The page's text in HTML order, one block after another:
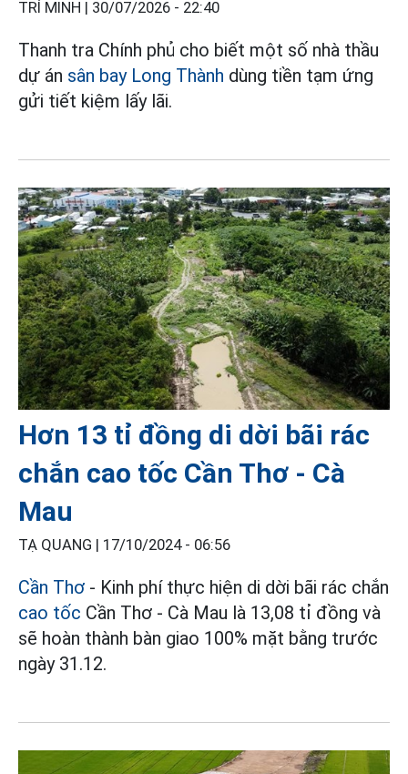
TRÍ MINH | 30/07/2026 - 22:40
Thanh tra Chính phủ cho biết một số nhà thầu
dự án sân bay Long Thành dùng tiền tạm ứng
gửi tiết kiệm lấy lãi.
Hơn 13 tỉ đồng di dời bãi rác
chắn cao tốc Cần Thơ - Cà
Mau
TẠ QUANG | 17/10/2024 - 06:56
Cần Thơ - Kinh phí thực hiện di dời bãi rác chắn
cao tốc Cần Thơ - Cà Mau là 13,08 tỉ đồng và
sẽ hoàn thành bàn giao 100% mặt bằng trước
ngày 31.12.